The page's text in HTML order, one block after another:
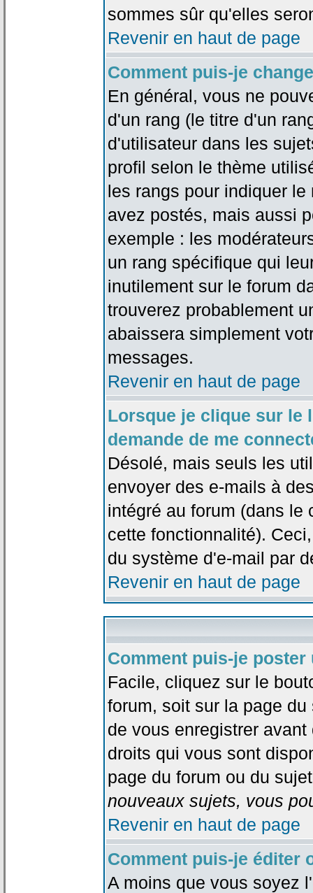
sommes sûr qu'elles
Revenir en haut de page
Comment puis-je
En général, vous ne
d'un rang (le titre d'un
d'utilisateur dans les
profil selon le thème
les rangs pour indiquer
avez postés, mais aussi
exemple : les
un rang spécifique qui
inutilement sur le forum
trouverez probablement
abaissera simplement
messages.
Revenir en haut de page
Lorsque je clique sur le
demande de me
Désolé, mais seuls les
envoyer des e-mails à
intégré au forum (dans le
cette fonctionnalité).
du système d'e-mail par
Revenir en haut de page
Comment puis-je
Facile, cliquez sur le
forum, soit sur la page
de vous enregistrer
droits qui vous sont
page du forum ou du
nouveaux sujets, vous
Revenir en haut de page
Comment puis-je éditer
A moins que vous soyez